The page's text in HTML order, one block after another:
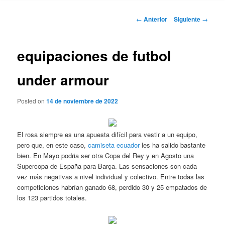
Navegación
← Anterior Siguiente →
equipaciones de futbol
under armour
Posted on14 de noviembre de 2022
El rosa siempre es una apuesta difícil para vestir a un equipo,
pero que, en este caso,camiseta ecuadorles ha salido bastante
bien. En Mayo podria ser otra Copa del Rey y en Agosto una
Supercopa de España para Barça. Las sensaciones son cada
vez más negativas a nivel individual y colectivo. Entre todas las
competiciones habrían ganado 68, perdido 30 y 25 empatados de
los 123 partidos totales.